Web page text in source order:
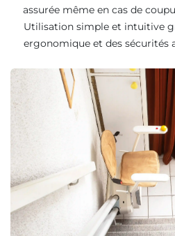
assurée même en cas de
Utilisation simple et intuitive
ergonomique et des sécurités